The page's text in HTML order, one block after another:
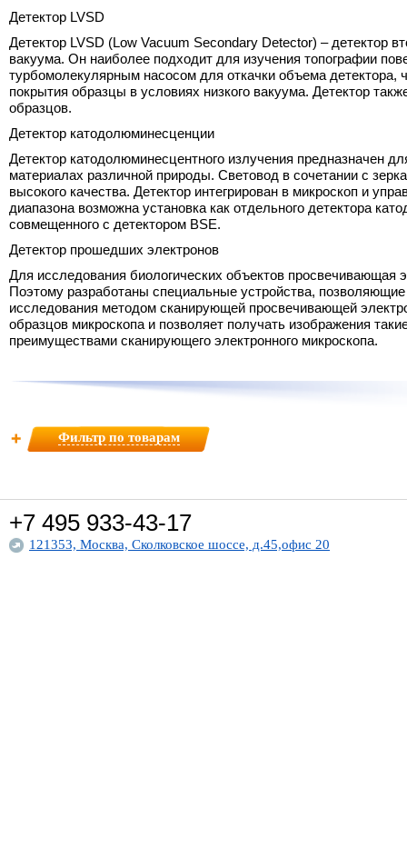
Детектор LVSD
Детектор LVSD (Low Vacuum Secondary Detector) – детектор
вакуума. Он наиболее подходит для изучения топографии
турбомолекулярным насосом для откачки объема детектора,
покрытия образцы в условиях низкого вакуума. Детектор
образцов.
Детектор катодолюминесценции
Детектор катодолюминесцентного излучения предназначен
материалах различной природы. Световод в сочетании с
высокого качества. Детектор интегрирован в микроскоп и
диапазона возможна установка как отдельного детектора
совмещенного с детектором BSE.
Детектор прошедших электронов
Для исследования биологических объектов просвечивающая
Поэтому разработаны специальные устройства,
исследования методом сканирующей просвечивающей
образцов микроскопа и позволяет получать изображения
преимуществами сканирующего электронного микроскопа.
Фильтр по товарам
Косметическая и пищевая
продукция
Медицинское
материаловедение
Фармакология
Электронные компоненты
Материалы для
микроэлектроники
Огнеупоры
Порошковые материалы
Покрытия
производства
ФИЛЬТР ПО НАЗВАНИЮ
Применить фильтр
+7 495 933-43-17
121353, Москва, Сколковское шоссе, д.45,офис 20